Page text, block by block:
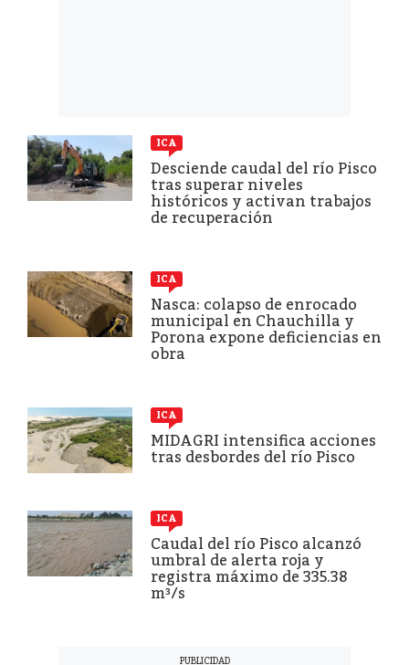
ICA
Desciende caudal del río Pisco
tras superar niveles
históricos y activan trabajos
de recuperación
ICA
Nasca: colapso de enrocado
municipal en Chauchilla y
Porona expone deficiencias en
obra
ICA
MIDAGRI intensifica acciones
tras desbordes del río Pisco
ICA
Caudal del río Pisco alcanzó
umbral de alerta roja y
registra máximo de 335.38
m³/s